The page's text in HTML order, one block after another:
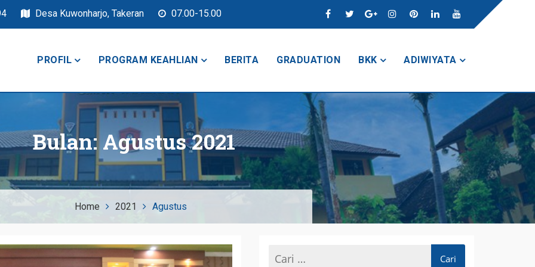
Desa Kuwonharjo, Takeran 07.00-15.00
PROFIL PROGRAM KEAHLIAN BERITA GRADUATION BKK ADIWIYATA
Bulan: Agustus 2021
Home 2021 Agustus